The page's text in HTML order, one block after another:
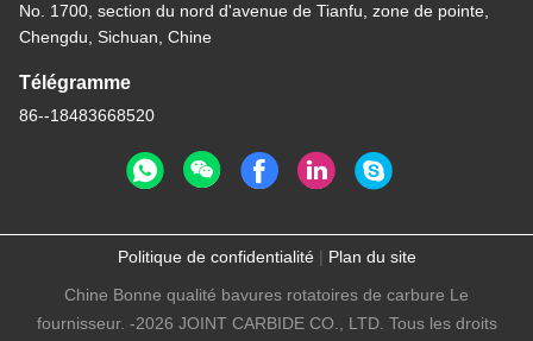
No. 1700, section du nord d'avenue de Tianfu, zone de pointe,
Chengdu, Sichuan, Chine
Télégramme
86--18483668520
Politique de confidentialité| Plan du site
Chine Bonne qualité bavures rotatoires de carbure Le
fournisseur. -2026 JOINT CARBIDE CO., LTD. Tous les droits